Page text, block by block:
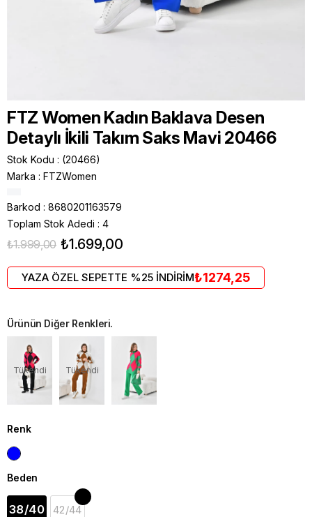
FTZ Women Kadın Baklava Desen
Detaylı İkili Takım Saks Mavi 20466
Stok Kodu
(20466)
Marka : FTZWomen
Barkod : 8680201163579
Toplam Stok Adedi : 4
₺1.999,00 ₺1.699,00
YAZA ÖZEL SEPETTE %25 İNDİRİM₺1274,25
Ürünün Diğer Renkleri.
Tükendi Tükendi
Renk
Beden
38/40 42/44